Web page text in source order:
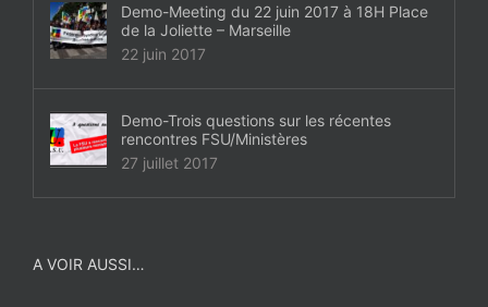
Demo-Meeting du 22 juin 2017 à 18H Place
de la Joliette – Marseille
22 juin 2017
Demo-Trois questions sur les récentes
rencontres FSU/Ministères
27 juillet 2017
A VOIR AUSSI…